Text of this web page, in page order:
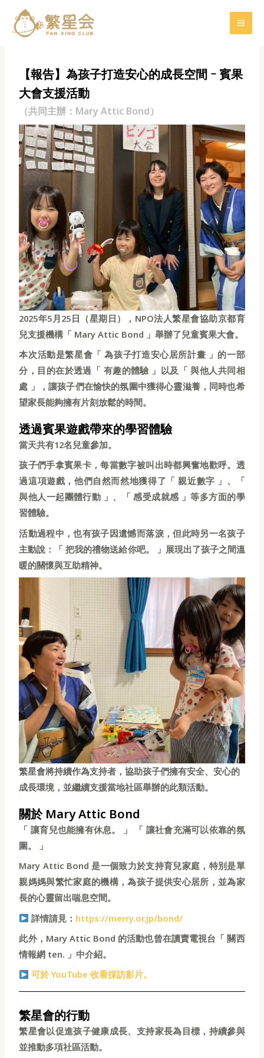
content
MAIN
MENU
【報告】為孩子打造安心的成長空間 ｰ 賓果
大會支援活動
（共同主辦：Mary Attic Bond）
2025年5月25日（星期日），NPO法人繁星會協助京都育
兒支援機構「 Mary Attic Bond 」舉辦了兒童賓果大會。
本次活動是繁星會「 為孩子打造安心居所計畫 」的一部
分，目的在於透過「 有趣的體驗 」以及「 與他人共同相
處 」，讓孩子們在愉快的氛圍中獲得心靈滋養，同時也希
望家長能夠擁有片刻放鬆的時間。
透過賓果遊戲帶來的學習體驗
當天共有12名兒童參加。
孩子們手拿賓果卡，每當數字被叫出時都興奮地歡呼。透
過這項遊戲，他們自然而然地獲得了「 親近數字 」、「
與他人一起團體行動 」、「 感受成就感 」等多方面的學
習體驗。
活動過程中，也有孩子因遺憾而落淚，但此時另一名孩子
主動說：「 把我的禮物送給你吧。 」展現出了孩子之間溫
暖的關懷與互助精神。
繁星會將持續作為支持者，協助孩子們擁有安全、安心的
成長環境，並繼續支援當地社區舉辦的此類活動。
關於 Mary Attic Bond
「 讓育兒也能擁有休息。 」 「 讓社會充滿可以依靠的氛
圍。 」
Mary Attic Bond 是一個致力於支持育兒家庭，特別是單
親媽媽與繁忙家庭的機構，為孩子提供安心居所，並為家
長的心靈留出喘息空間。
詳情請見： https://merry.or.jp/bond/
此外，Mary Attic Bond 的活動也曾在讀賣電視台「 關西
情報網 ten. 」中介紹。
可於 YouTube 收看採訪影片。
繁星會的行動
繁星會以促進孩子健康成長、支持家長為目標，持續參與
並推動多項社區活動。
navigation